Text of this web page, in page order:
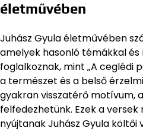
életművében
Juhász Gyula életművében
amelyek hasonló témákkal
foglalkoznak, mint „A ceglédi
a természet és a belső
gyakran visszatérő motívum,
felfedezhetünk. Ezek a
nyújtanak Juhász Gyula költői